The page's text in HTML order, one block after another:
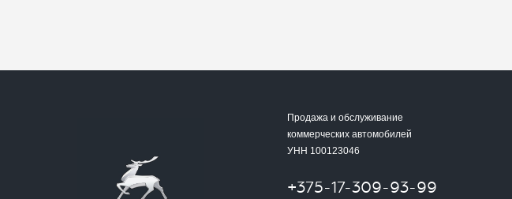
Продажа и обслуживание
коммерческих автомобилей
УНН 100123046
+375-17-309-93-99